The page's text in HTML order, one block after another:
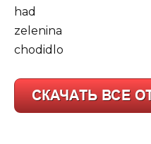
had
zelenina
chodidlo